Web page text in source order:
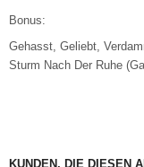
Bonus:
Gehasst, Geliebt,
Sturm Nach Der Ruhe
KUNDEN, DIE DIESEN